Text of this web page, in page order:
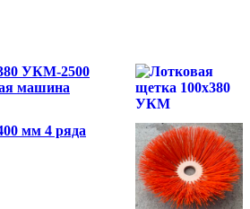
УКМ-2500
машина
мм 4 ряда